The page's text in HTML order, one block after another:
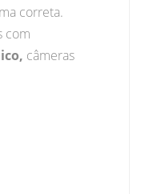
correta.
com
câmeras